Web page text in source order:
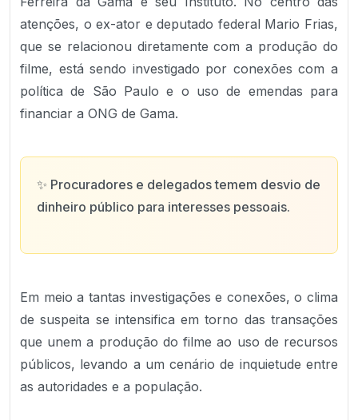
atenções, o ex-ator e deputado federal Mario Frias,
que se relacionou diretamente com a produção do
filme, está sendo investigado por conexões com a
política de São Paulo e o uso de emendas para
financiar a ONG de Gama.
✨ Procuradores e delegados temem desvio de
dinheiro público para interesses pessoais.
Em meio a tantas investigações e conexões, o clima
de suspeita se intensifica em torno das transações
que unem a produção do filme ao uso de recursos
públicos, levando a um cenário de inquietude entre
as autoridades e a população.